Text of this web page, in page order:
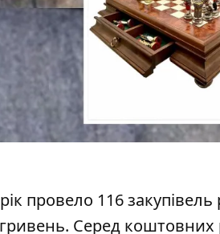
провело 116 закупівель
Серед коштовних